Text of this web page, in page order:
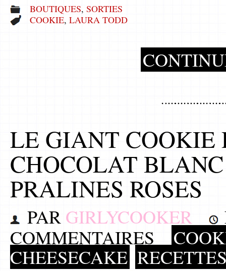
BOUTIQUES, SORTIES
COOKIE, LAURA TODD
LE GIANT COOKIE
CHOCOLAT
PRALINES ROSES
PAR GIRLYCOOKER
COMMENTAIRES
CHEESECAKE